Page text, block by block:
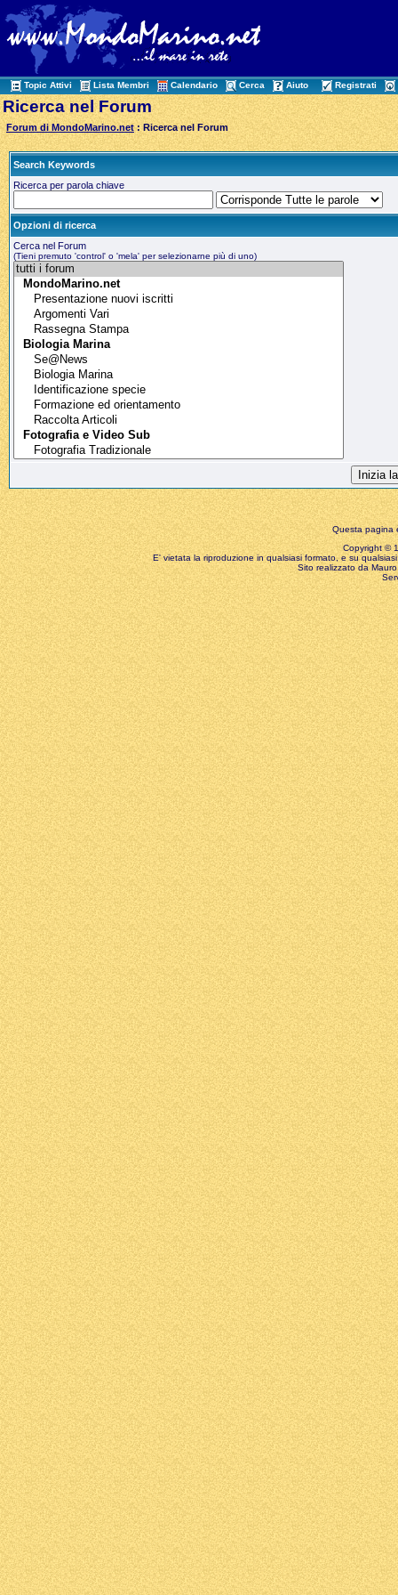
Topic Attivi Lista Membri Calendario Cerca Aiuto Registrati
Ricerca nel Forum
Forum di MondoMarino.net : Ricerca nel Forum
Search Keywords
Ricerca per parola chiave
Opzioni di ricerca
Cerca nel Forum
(Tieni premuto 'control' o 'mela' per selezionarne più di uno)
Questa pagina
Copyright ©
E' vietata la riproduzione in qualsiasi formato, e su
Sito realizzato da